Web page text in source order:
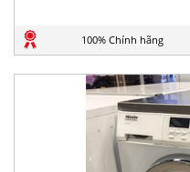
100% Chính hãng